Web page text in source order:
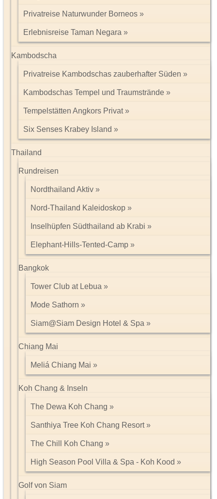
Privatreise Naturwunder Borneos
Erlebnisreise Taman Negara
Kambodscha
Privatreise Kambodschas zauberhafter Süden
Kambodschas Tempel und Traumstrände
Tempelstätten Angkors Privat
Six Senses Krabey Island
Thailand
Rundreisen
Nordthailand Aktiv
Nord-Thailand Kaleidoskop
Inselhüpfen Südthailand ab Krabi
Elephant-Hills-Tented-Camp
Bangkok
Tower Club at Lebua
Mode Sathorn
Siam@Siam Design Hotel & Spa
Chiang Mai
Meliá Chiang Mai
Koh Chang & Inseln
The Dewa Koh Chang
Santhiya Tree Koh Chang Resort
The Chill Koh Chang
High Season Pool Villa & Spa - Koh Kood
Golf von Siam